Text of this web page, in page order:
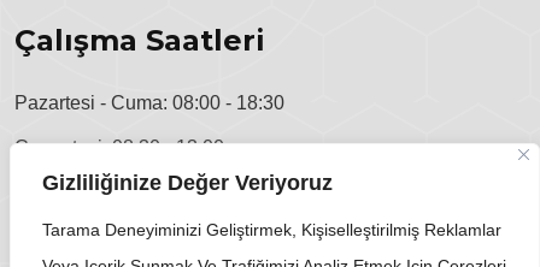
Gizliliğinize Değer Veriyoruz
Tarama Deneyiminizi Geliştirmek, Kişiselleştirilmiş Reklamlar
Çalışma Saatleri
Pazartesi - Cuma: 08:00 - 18:30
Cumartesi: 08:30 - 13:00
Pazar: Kapalı